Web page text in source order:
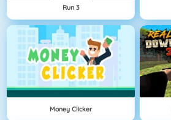
Run 3
Money Clicker